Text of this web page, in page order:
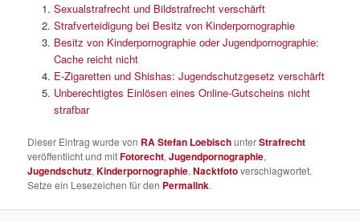
Sexualstrafrecht und Bildstrafrecht verschärft
Strafverteidigung bei Besitz von Kinderpornographie
Besitz von Kinderpornographie oder Jugendpornographie:
Cache reicht nicht
E-Zigaretten und Shishas: Jugendschutzgesetz verschärft
Unberechtigtes Einlösen eines Online-Gutscheins nicht
strafbar
Dieser Eintrag wurde von RA Stefan LoebischunterStrafrecht
veröffentlicht und mitFotorecht,Jugendpornographie,
Jugendschutz,Kinderpornographie,Nacktfotoverschlagwortet.
Setze ein Lesezeichen für den Permalink.